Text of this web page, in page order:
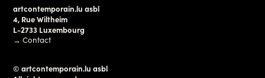
artcontemporain.lu asbl
4, Rue Wiltheim
L-2733 Luxembourg
→Contact
© artcontemporain.lu asbl